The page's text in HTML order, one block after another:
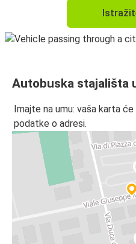
Autobuska stajališta
Imajte na umu: vaša karta
podatke o adresi.